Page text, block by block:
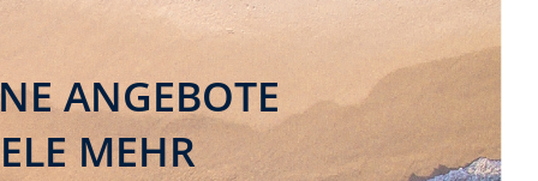
ANGEBOTE
MEHR